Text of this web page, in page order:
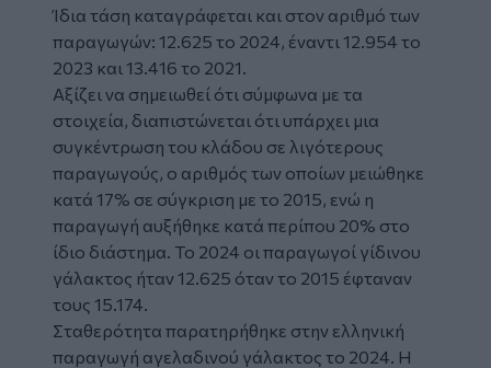
Ίδια τάση καταγράφεται και στον αριθμό των
παραγωγών: 12.625 το 2024, έναντι 12.954 το
2023 και 13.416 το 2021.
Αξίζει να σημειωθεί ότι σύμφωνα με τα
στοιχεία, διαπιστώνεται ότι υπάρχει μια
συγκέντρωση του κλάδου σε λιγότερους
παραγωγούς, ο αριθμός των οποίων μειώθηκε
κατά 17% σε σύγκριση με το 2015, ενώ η
παραγωγή αυξήθηκε κατά περίπου 20% στο
ίδιο διάστημα. Το 2024 οι παραγωγοί γίδινου
γάλακτος ήταν 12.625 όταν το 2015 έφταναν
τους 15.174.
Σταθερότητα παρατηρήθηκε στην ελληνική
παραγωγή αγελαδινού γάλακτος το 2024. Η